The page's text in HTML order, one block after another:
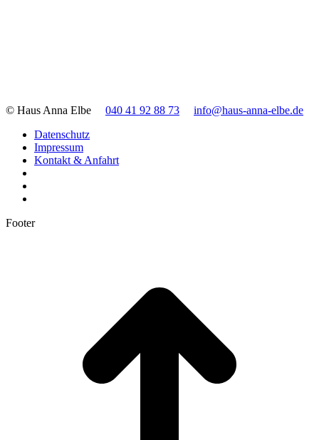
© Haus Anna Elbe 040 41 92 88 73
info@haus-anna-elbe.de
Datenschutz
Impressum
Kontakt & Anfahrt
Footer